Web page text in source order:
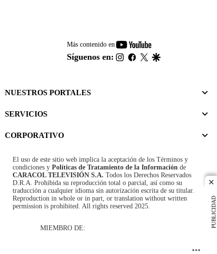
PUBLICIDAD
Más contenido en
youtube-
footer
Síguenos en: instagram
facebook
twitter
NUESTROS PORTALES
SERVICIOS
CORPORATIVO
El uso de este sitio web implica la aceptación de los Términos y
condiciones y Políticas de Tratamiento de la Información de
CARACOL TELEVISIÓN S.A. Todos los Derechos Reservados
D.R.A. Prohibida su reproducción total o parcial, así como su
traducción a cualquier idioma sin autorización escrita de su titular.
Reproduction in whole or in part, or translation without written
permission is prohibited. All rights reserved 2025.
MIEMBRO DE: